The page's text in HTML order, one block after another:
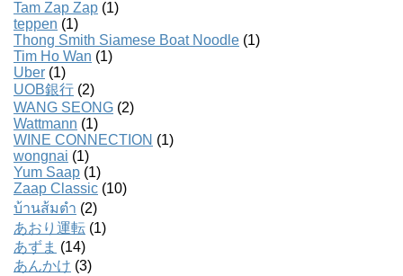
Tam Zap Zap (1)
teppen (1)
Thong Smith Siamese Boat Noodle (1)
Tim Ho Wan (1)
Uber (1)
UOB銀行 (2)
WANG SEONG (2)
Wattmann (1)
WINE CONNECTION (1)
wongnai (1)
Yum Saap (1)
Zaap Classic (10)
บ้านส้มตํา (2)
あおり運転 (1)
あずま (14)
あんかけ (3)